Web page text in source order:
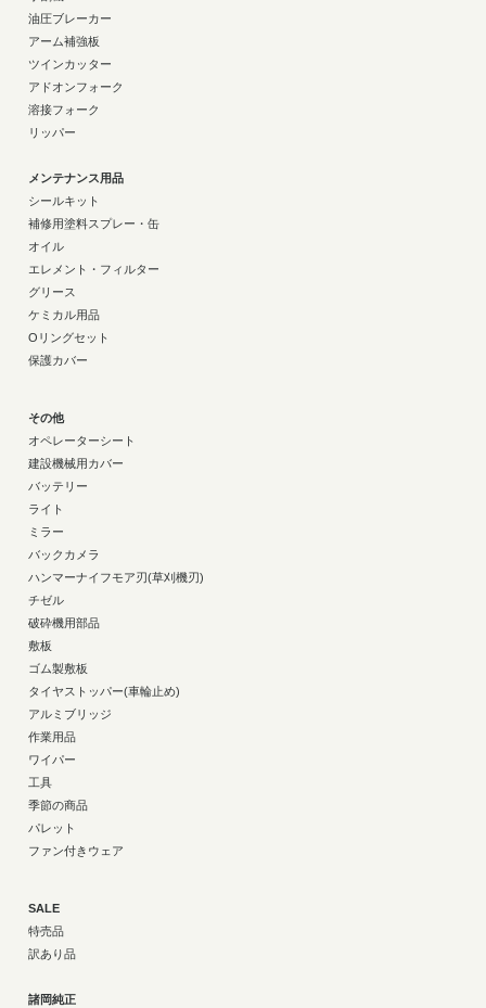
油圧ブレーカー
アーム補強板
ツインカッター
アドオンフォーク
溶接フォーク
リッパー
メンテナンス用品
シールキット
補修用塗料スプレー・缶
オイル
エレメント・フィルター
グリース
ケミカル用品
Oリングセット
保護カバー
その他
オペレーターシート
建設機械用カバー
バッテリー
ライト
ミラー
バックカメラ
ハンマーナイフモア刃(草刈機刃)
チゼル
破砕機用部品
敷板
ゴム製敷板
タイヤストッパー(車輪止め)
アルミブリッジ
作業用品
ワイパー
工具
季節の商品
パレット
ファン付きウェア
SALE
特売品
訳あり品
諸岡純正